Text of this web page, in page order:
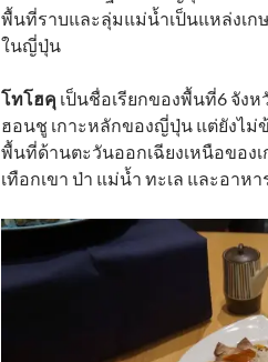
พื้นที่ราบและลุ่มแม่น้ำเป็นแหล่งเ
ในญี่ปุ่น
โทโฮคุ เป็นชื่อเรียกของพื้นที่6 จัง
ฮอนชู เกาะหลักของญี่ปุ่น แต่ยังไม่
พื้นที่ด้านตะวันออกเฉียงเหนือของ
เทือกเขา ป่า แม่น้ำ ทะเล และอาหา